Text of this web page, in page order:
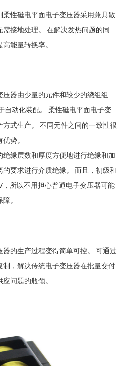
性磁电平面电子变压器采用兼具散
接地处理。 在解决发热问题的同
能量转换率。
器由少量的元件和较少的绕组组
自动化装配。 柔性磁电平面电子变
式生产。 不同元件之间的一致性很
势。
缘层数和厚度方便地进行绝缘和加
要求进行介质绝缘。 而且，初级和
所以不用担心普通电子变压器可能
。
的生产过程变得简单可控。 可通过
，解决传统电子变压器在批量交付
问题的瓶颈。